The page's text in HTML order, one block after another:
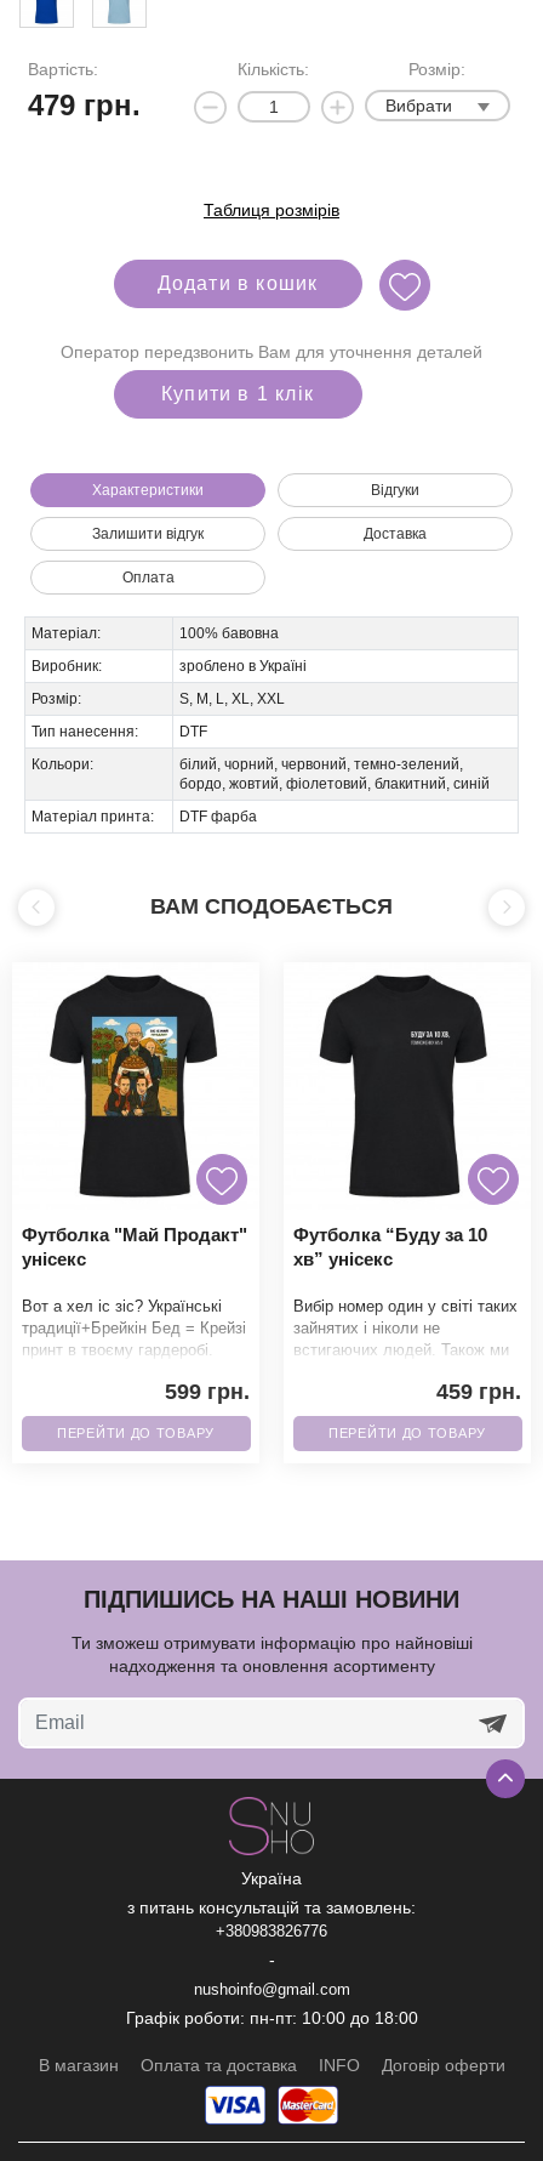
Вартість:
479грн.
Кількість:
Розмір:
Вибрати
Таблиця розмірів
Додати в кошик
Оператор передзвонить Вам для уточнення деталей
Купити в 1 клік
Характеристики Відгуки
Залишити відгук Доставка
Оплата
Матеріал:
100% бавовна
Виробник:
зроблено в Україні
Розмір:
S, M, L, XL, XXL
Тип нанесення:
DTF
Кольори:
білий, чорний, червоний, темно-зелений,
бордо, жовтий, фіолетовий, блакитний, синій
Матеріал принта:
DTF фарба
ВАМ СПОДОБАЄТЬСЯ
Футболка "Май Продакт"
унісекс
Вот а хел іс зіс? Українські
традиції+Брейкін Бед = Крейзі
принт в твоєму гардеробі.
599 грн.
ПЕРЕЙТИ ДО ТОВАРУ
Футболка “Буду за 10
хв” унісекс
Вибір номер один у світі таких
зайнятих і ніколи не
встигаючих людей. Також ми
459 грн.
ПЕРЕЙТИ ДО ТОВАРУ
ПІДПИШИСЬ НА НАШІ НОВИНИ
Ти зможеш отримувати інформацію про найновіші
надходження та оновлення асортименту
Україна
з питань консультацій та замовлень:
+380983826776
-
nushoinfo@gmail.com
Графік роботи: пн-пт: 10:00 до 18:00
В магазин Оплата та доставка INFO Договір оферти
Ми зателефонуємо вам на номер: